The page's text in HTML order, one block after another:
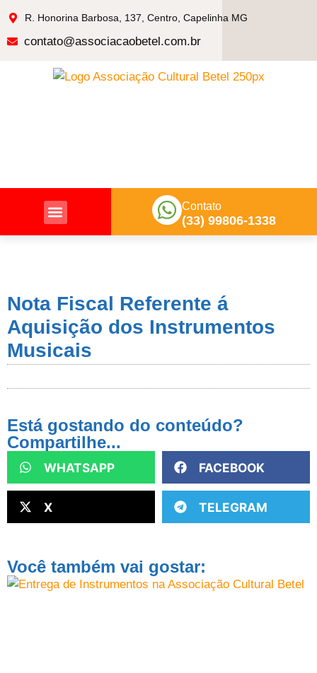
R. Honorina Barbosa, 137, Centro, Capelinha MG
contato@associacaobetel.com.br
Contato
(33) 99806-1338
Nota Fiscal Referente á
Aquisição dos Instrumentos
Musicais
Está gostando do conteúdo?
Compartilhe...
WHATSAPP FACEBOOK
X TELEGRAM
Você também vai gostar: